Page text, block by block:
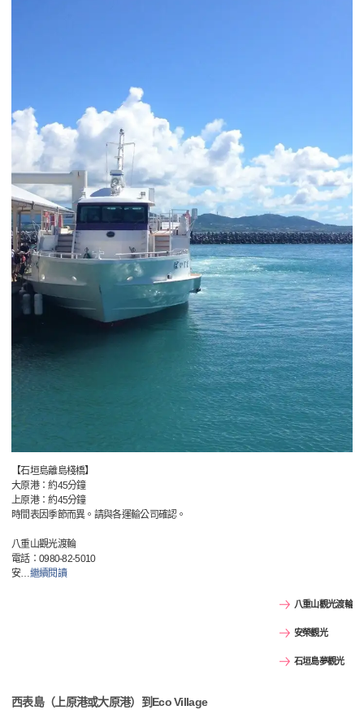
【石垣島離島棧橋】
大原港：約45分鐘
上原港：約45分鐘
時間表因季節而異。請與各運輸公司確認。
八重山觀光渡輪
電話：0980-82-5010
安…繼續閱讀
八重山觀光渡輪
安榮觀光
石垣島夢觀光
西表島（上原港或大原港）到Eco Village